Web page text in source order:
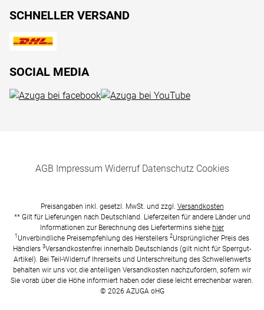
SCHNELLER VERSAND
SOCIAL MEDIA
AGB Impressum Widerruf Datenschutz Cookies
Preisangaben inkl. gesetzl. MwSt. und zzgl. Versandkosten
** Gilt für Lieferungen nach Deutschland. Lieferzeiten für andere Länder und
Informationen zur Berechnung des Liefertermins siehe hier
1 Unverbindliche Preisempfehlung des Herstellers 2Ursprünglicher Preis des
Händlers 3Versandkostenfrei innerhalb Deutschlands (gilt nicht für Sperrgut-
Artikel). Bei Teil-Widerruf Ihrerseits und Unterschreitung des Schwellenwerts
behalten wir uns vor, die anteiligen Versandkosten nachzufordern, sofern wir
Sie vorab über die Höhe informiert haben oder diese leicht errechenbar waren.
© 2026 AZUGA oHG